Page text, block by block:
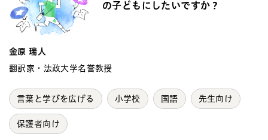
の子どもにしたいですか？
金原 瑞人
翻訳家・法政大学名誉教授
言葉と学びを広げる 小学校 国語 先生向け
保護者向け